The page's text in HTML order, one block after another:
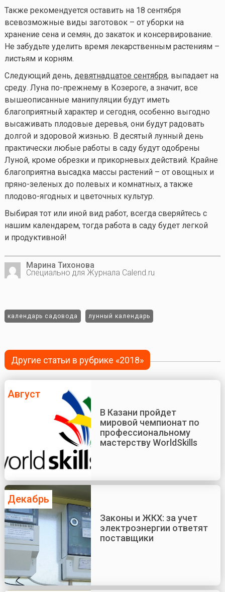
Также рекомендуется оставить на 18 сентября
всевозможные виды заготовок – от уборки на
хранение сена и семян, до закаток и консервирование.
Не забудьте уделить время лекарственным растениям –
листьям и корням.
Следующий день, девятнадцатое сентября, выпадает на
среду. Луна по-прежнему в Козероге, а значит, все
вышеописанные манипуляции будут иметь
благоприятный характер и сегодня, особенно выгодно
высаживать плодовые деревья, они будут радовать
долгой и здоровой жизнью. В десятый лунный день
практически любые работы в саду будут одобрены
Луной, кроме обрезки и прикорневых действий. Крайне
благоприятна высадка массы растений – от овощных и
пряно-зеленых до полевых и комнатных, а также
плодово-ягодных и цветочных культур.
Выбирая тот или иной вид работ, всегда сверяйтесь с
нашим календарем, тогда работа в саду будет легкой
и продуктивной!
Марина Тихонова
Специально для Журнала Calend.ru
календарь садовода лунный календарь
Другие статьи в рубрике «2018»
Август
В Казани пройдет
мировой чемпионат по
профессиональному
мастерству WorldSkills
Декабрь
Законы и ЖКХ: за учет
электроэнергии ответят
поставщики